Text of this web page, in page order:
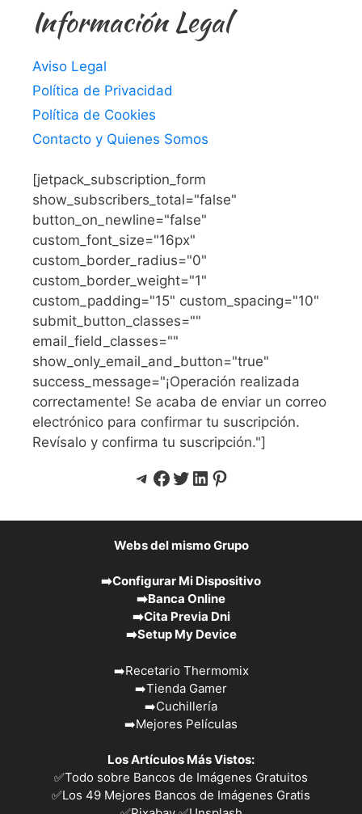
Información Legal
Aviso Legal
Política de Privacidad
Política de Cookies
Contacto y Quienes Somos
[jetpack_subscription_form
show_subscribers_total="false"
button_on_newline="false"
custom_font_size="16px"
custom_border_radius="0"
custom_border_weight="1"
custom_padding="15" custom_spacing="10"
submit_button_classes=""
email_field_classes=""
show_only_email_and_button="true"
success_message="¡Operación realizada
correctamente! Se acaba de enviar un correo
electrónico para confirmar tu suscripción.
Revísalo y confirma tu suscripción."]
Telegram
Facebook
Twitter
LinkedIn
Pinterest
Webs del mismo Grupo
➡️Configurar Mi Dispositivo
➡️Banca Online
➡️Cita Previa Dni
➡️Setup My Device
➡️Recetario Thermomix
➡️Tienda Gamer
➡️Cuchillería
➡️Mejores Películas
Los Artículos Más Vistos:
✅Todo sobre Bancos de Imágenes Gratuitos
✅Los 49 Mejores Bancos de Imágenes Gratis